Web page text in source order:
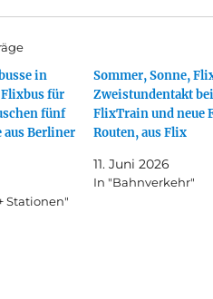
in
für
fünf
aus Berliner
Stationen"
Sommer, Sonne,
Zweistundentakt bei
FlixTrain und neue
Routen, aus Flix
11. Juni 2026
In "Bahnverkehr"